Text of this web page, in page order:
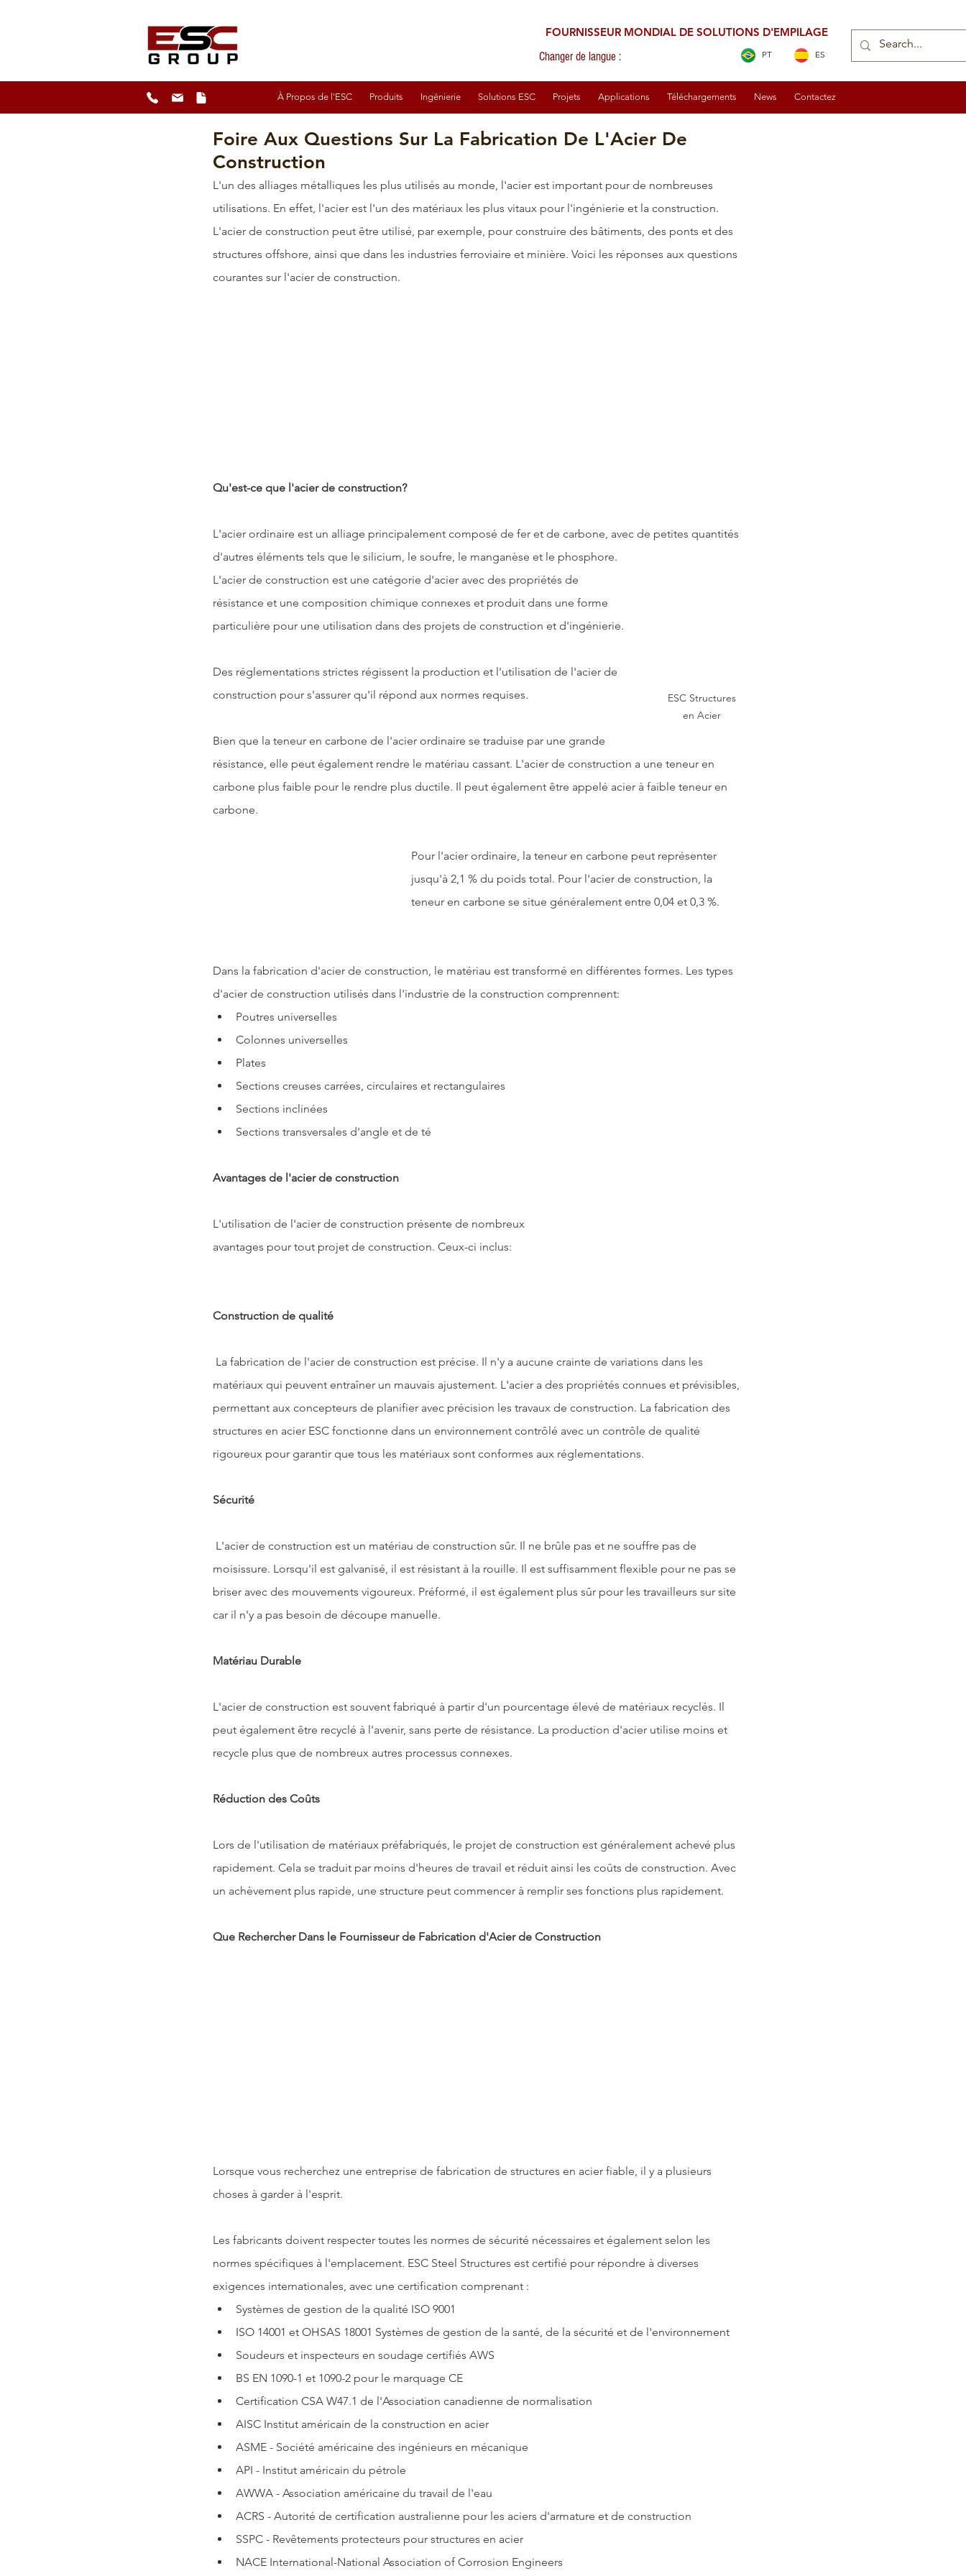
FOURNISSEUR MONDIAL DE SOLUTIONS D'EMPILAGE
Changer de langue :
PT ES
À Propos de l'ESC Produits Ingénierie Solutions ESC Projets Applications Téléchargements News Contactez
Foire Aux Questions Sur La Fabrication De L'Acier De
Construction
L'un des alliages métalliques les plus utilisés au monde, l'acier est important pour de nombreuses
utilisations. En effet, l'acier est l'un des matériaux les plus vitaux pour l'ingénierie et la construction.
L'acier de construction peut être utilisé, par exemple, pour construire des bâtiments, des ponts et des
structures offshore, ainsi que dans les industries ferroviaire et minière. Voici les réponses aux questions
courantes sur l'acier de construction.
Qu'est-ce que l'acier de construction?
L'acier ordinaire est un alliage principalement composé de fer et de carbone, avec de petites quantités
d'autres éléments tels que le silicium, le soufre, le manganèse et le phosphore.
en Acier
L'acier de construction est une catégorie d'acier avec des propriétés de
résistance et une composition chimique connexes et produit dans une forme
particulière pour une utilisation dans des projets de construction et d'ingénierie.
Des réglementations strictes régissent la production et l'utilisation de l'acier de
construction pour s'assurer qu'il répond aux normes requises.
Bien que la teneur en carbone de l'acier ordinaire se traduise par une grande
résistance, elle peut également rendre le matériau cassant. L'acier de construction a une teneur en
carbone plus faible pour le rendre plus ductile. Il peut également être appelé acier à faible teneur en
carbone.
Pour l'acier ordinaire, la teneur en carbone peut représenter
jusqu'à 2,1 % du poids total. Pour l'acier de construction, la
teneur en carbone se situe généralement entre 0,04 et 0,3 %.
Dans la fabrication d'acier de construction, le matériau est transformé en différentes formes. Les types
d'acier de construction utilisés dans l'industrie de la construction comprennent:
Poutres universelles
Colonnes universelles
Plates
Sections creuses carrées, circulaires et rectangulaires
Sections inclinées
Sections transversales d'angle et de té
Avantages de l'acier de construction
L'utilisation de l'acier de construction présente de nombreux
avantages pour tout projet de construction. Ceux-ci inclus:
Construction de qualité
matériaux qui peuvent entraîner un mauvais ajustement. L'acier a des propriétés connues et prévisibles,
permettant aux concepteurs de planifier avec précision les travaux de construction. La fabrication des
structures en acier ESC fonctionne dans un environnement contrôlé avec un contrôle de qualité
rigoureux pour garantir que tous les matériaux sont conformes aux réglementations.
Sécurité
moisissure. Lorsqu'il est galvanisé, il est résistant à la rouille. Il est suffisamment flexible pour ne pas se
briser avec des mouvements vigoureux. Préformé, il est également plus sûr pour les travailleurs sur site
car il n'y a pas besoin de découpe manuelle.
Matériau Durable
L'acier de construction est souvent fabriqué à partir d'un pourcentage élevé de matériaux recyclés. Il
peut également être recyclé à l'avenir, sans perte de résistance. La production d'acier utilise moins et
recycle plus que de nombreux autres processus connexes.
Réduction des Coûts
Lors de l'utilisation de matériaux préfabriqués, le projet de construction est généralement achevé plus
rapidement. Cela se traduit par moins d'heures de travail et réduit ainsi les coûts de construction. Avec
un achèvement plus rapide, une structure peut commencer à remplir ses fonctions plus rapidement.
Que Rechercher Dans le Fournisseur de Fabrication d'Acier de Construction
Lorsque vous recherchez une entreprise de fabrication de structures en acier fiable, il y a plusieurs
choses à garder à l'esprit.
Les fabricants doivent respecter toutes les normes de sécurité nécessaires et également selon les
normes spécifiques à l'emplacement. ESC Steel Structures est certifié pour répondre à diverses
exigences internationales, avec une certification comprenant :
Systèmes de gestion de la qualité ISO 9001
ISO 14001 et OHSAS 18001 Systèmes de gestion de la santé, de la sécurité et de l'environnement
Soudeurs et inspecteurs en soudage certifiés AWS
BS EN 1090-1 et 1090-2 pour le marquage CE
Certification CSA W47.1 de l'Association canadienne de normalisation
AISC Institut américain de la construction en acier
ASME - Société américaine des ingénieurs en mécanique
API - Institut américain du pétrole
AWWA - Association américaine du travail de l'eau
ACRS - Autorité de certification australienne pour les aciers d'armature et de construction
SSPC - Revêtements protecteurs pour structures en acier
NACE International-National Association of Corrosion Engineers